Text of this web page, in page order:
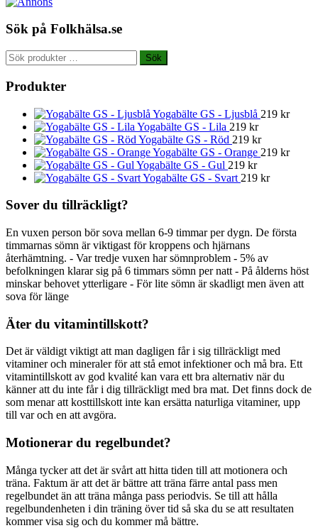
Sök på Folkhälsa.se
Sök
efter:
Sök
Produkter
Yogabälte GS - Ljusblå 219 kr
Yogabälte GS - Lila 219 kr
Yogabälte GS - Röd 219 kr
Yogabälte GS - Orange 219 kr
Yogabälte GS - Gul 219 kr
Yogabälte GS - Svart 219 kr
Sover du tillräckligt?
En vuxen person bör sova mellan 6-9 timmar per dygn. De första
timmarnas sömn är viktigast för kroppens och hjärnans
återhämtning. - Var tredje vuxen har sömnproblem - 5% av
befolkningen klarar sig på 6 timmars sömn per natt - På ålderns höst
minskar behovet ytterligare - För lite sömn är skadligt men även att
sova för länge
Äter du vitamintillskott?
Det är väldigt viktigt att man dagligen får i sig tillräckligt med
vitaminer och mineraler för att stå emot infektioner och må bra. Ett
vitamintillskott av god kvalité kan vara ett bra alternativ när du
känner att du inte får i dig tillräckligt med bra mat. Det finns dock de
som menar att kosttillskott inte kan ersätta naturliga vitaminer, upp
till var och en att avgöra.
Motionerar du regelbundet?
Många tycker att det är svårt att hitta tiden till att motionera och
träna. Faktum är att det är bättre att träna färre antal pass men
regelbundet än att träna många pass periodvis. Se till att hålla
regelbundenheten i din träning över tid så ska du se att resultaten
kommer visa sig och du kommer må bättre.